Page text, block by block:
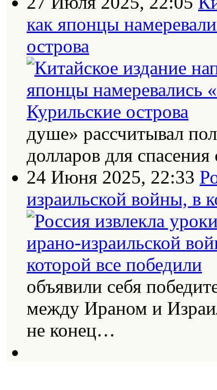
как японцы
острова
душе» рассчитывал
долларов для спасения
24 Июня 2025, 22:33
израильской войны, в
объявили себя
между Ираном и
не конец…